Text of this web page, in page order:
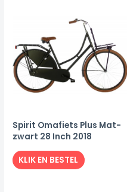
Spirit Omafiets Plus Mat-
zwart 28 Inch 2018
KLIK EN BESTEL